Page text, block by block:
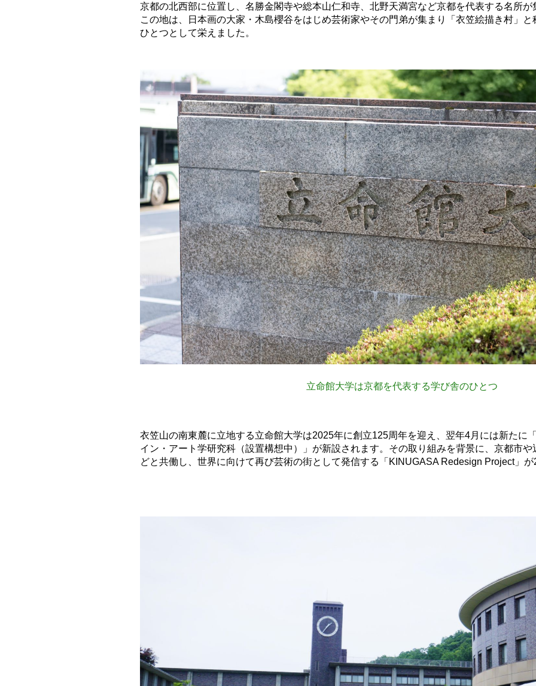
京都の北西部に位置し、名勝金閣寺や総本山仁和寺、北野天満宮など京都を代表する名所
この地は、日本画の大家・木島櫻谷をはじめ芸術家やその門弟が集まり「衣笠絵描き村」
ひとつとして栄えました。
立命館大学は京都を代表する学び舎のひとつ
衣笠山の南東麓に立地する立命館大学は2025年に創立125周年を迎え、翌年4月には新たに
イン・アート学研究科（設置構想中）」が新設されます。その取り組みを背景に、京都市
どと共働し、世界に向けて再び芸術の街として発信する「KINUGASA Redesign Project」